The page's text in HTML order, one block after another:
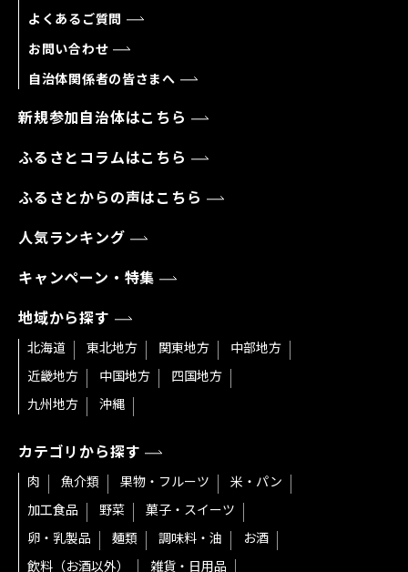
よくあるご質問
お問い合わせ
自治体関係者の皆さまへ
新規参加自治体はこちら
ふるさとコラムはこちら
ふるさとからの声はこちら
人気ランキング
キャンペーン・特集
地域から探す
北海道 東北地方 関東地方
中部地方
近畿地方
中国地方
四国地方
九州地方
沖縄
カテゴリから探す
肉 魚介類 果物・フルーツ
米・パン
加工食品
野菜
菓子・スイーツ
卵・乳製品
麺類 調味料・油
お酒
飲料（お酒以外）
雑貨・日用品